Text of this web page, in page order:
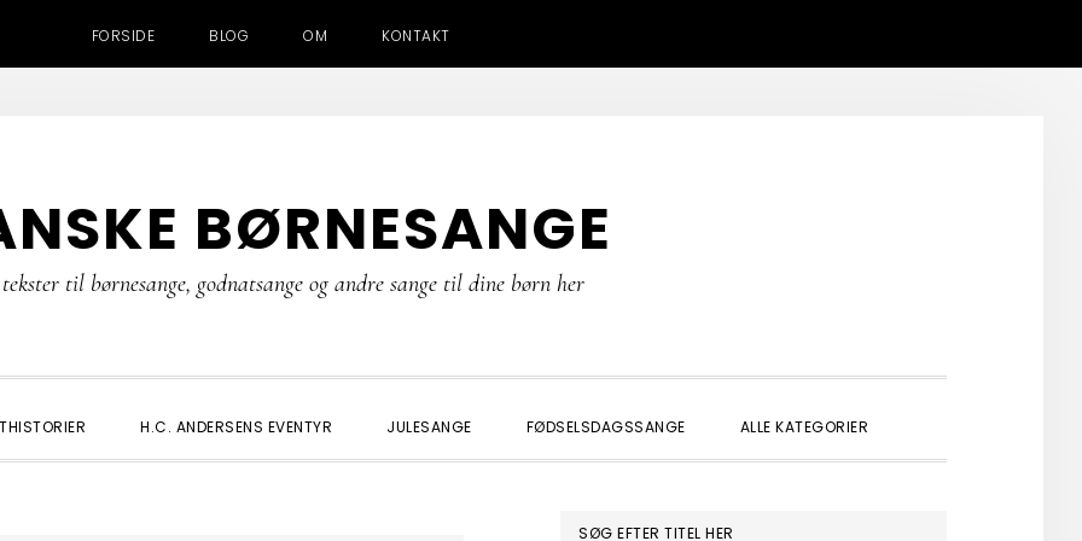
FORSIDE BLOG OM KONTAKT
BØRNESANGE
til børnesange, godnatsange og andre sange til dine børn her
H.C. ANDERSENS EVENTYR JULESANGE FØDSELSDAGSSANGE ALLE KATEGORIER
SØG EFTER TITEL HER